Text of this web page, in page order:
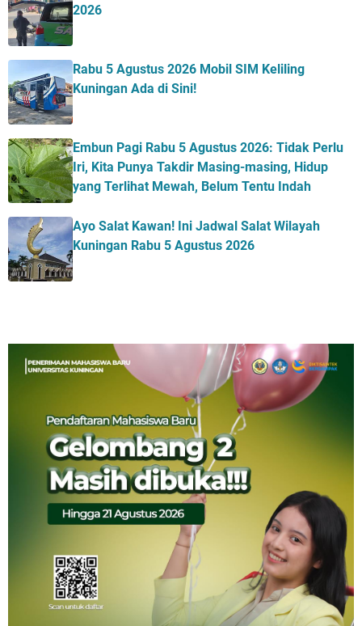
2026
Rabu 5 Agustus 2026 Mobil SIM Keliling
Kuningan Ada di Sini!
Embun Pagi Rabu 5 Agustus 2026: Tidak Perlu
Iri, Kita Punya Takdir Masing-masing, Hidup
yang Terlihat Mewah, Belum Tentu Indah
Ayo Salat Kawan! Ini Jadwal Salat Wilayah
Kuningan Rabu 5 Agustus 2026